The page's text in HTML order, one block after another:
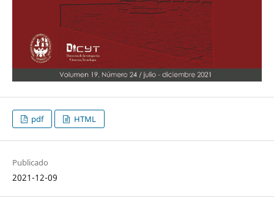
pdf HTML
Publicado
2021-12-09